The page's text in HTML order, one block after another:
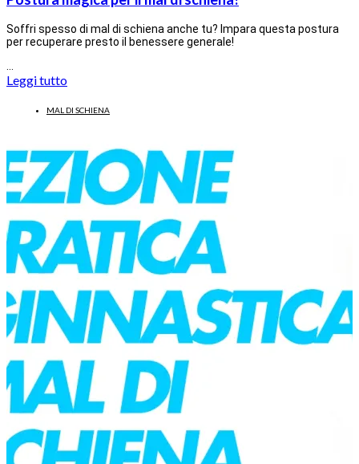
Soffri spesso di mal di schiena anche tu? Impara questa postura
per recuperare presto il benessere generale!
Leggi tutto
MAL DI SCHIENA